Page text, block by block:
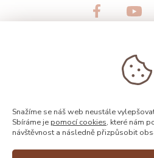
© 2026,
Snažíme se náš web neustále
Sbíráme je pomocí cookies, které nám
návštěvnost a následně přizpůsobit